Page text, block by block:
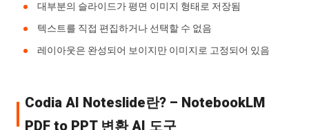
대부분의 슬라이드가 평면 이미지 형태로 저장됨
텍스트를 직접 편집하거나 선택할 수 없음
레이아웃은 완성되어 보이지만 이미지로 고정되어 있음
Codia AI Noteslide란? – NotebookLM
PDF to PPT 변환 AI 도구